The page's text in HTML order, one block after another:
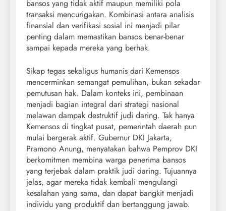
bansos yang tidak aktif maupun memiliki pola
transaksi mencurigakan. Kombinasi antara analisis
finansial dan verifikasi sosial ini menjadi pilar
penting dalam memastikan bansos benar-benar
sampai kepada mereka yang berhak.
Sikap tegas sekaligus humanis dari Kemensos
mencerminkan semangat pemulihan, bukan sekadar
pemutusan hak. Dalam konteks ini, pembinaan
menjadi bagian integral dari strategi nasional
melawan dampak destruktif judi daring. Tak hanya
Kemensos di tingkat pusat, pemerintah daerah pun
mulai bergerak aktif. Gubernur DKI Jakarta,
Pramono Anung, menyatakan bahwa Pemprov DKI
berkomitmen membina warga penerima bansos
yang terjebak dalam praktik judi daring. Tujuannya
jelas, agar mereka tidak kembali mengulangi
kesalahan yang sama, dan dapat bangkit menjadi
individu yang produktif dan bertanggung jawab.